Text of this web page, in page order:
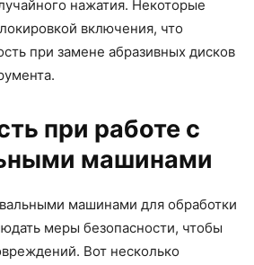
нажатия. Некоторые
включения, что
при замене абразивных дисков
при работе с
машинами
машинами для обработки
меры безопасности, чтобы
Вот несколько